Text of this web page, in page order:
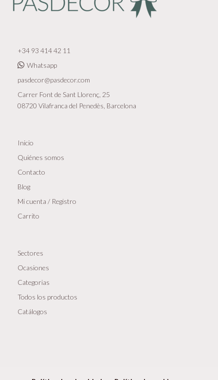
+34 93 414 42 11
Whatsapp
pasdecor@pasdecor.com
Carrer Font de Sant Llorenç, 25
08720 Vilafranca del Penedès, Barcelona
Inicio
Quiénes somos
Contacto
Blog
Mi cuenta / Registro
Carrito
Sectores
Ocasiones
Categorias
Todos los productos
Catálogos